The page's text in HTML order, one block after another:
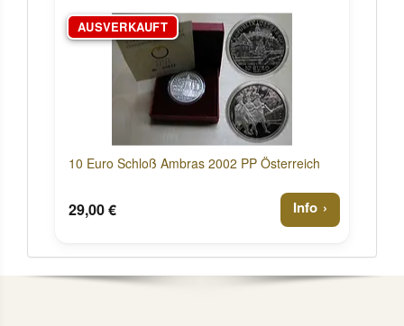
AUSVERKAUFT
10 Euro Schloß Ambras 2002 PP Österreich
29,00 € Info